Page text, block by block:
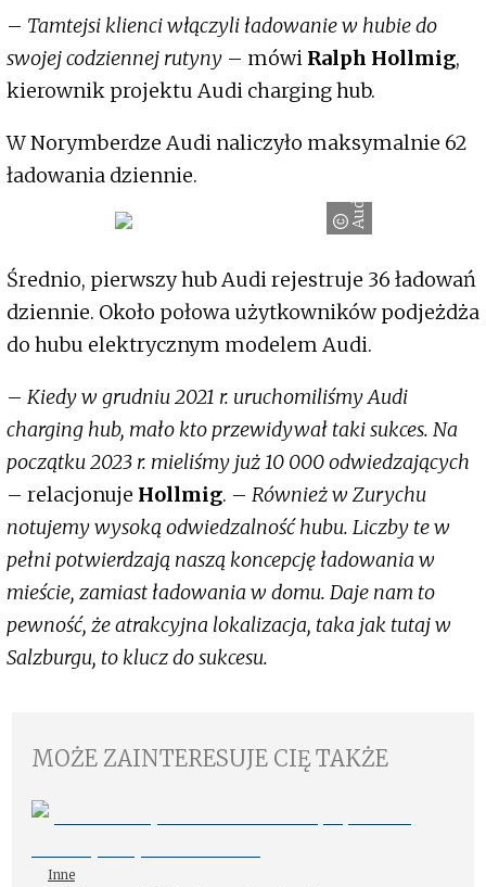
– Tamtejsi klienci włączyli ładowanie w hubie do
swojej codziennej rutyny – mówi Ralph Hollmig,
kierownik projektu Audi charging hub.
W Norymberdze Audi naliczyło maksymalnie 62
ładowania dziennie.
Audi
Średnio, pierwszy hub Audi rejestruje 36 ładowań
dziennie. Około połowa użytkowników podjeżdża
do hubu elektrycznym modelem Audi.
– Kiedy w grudniu 2021 r. uruchomiliśmy Audi
charging hub, mało kto przewidywał taki sukces. Na
początku 2023 r. mieliśmy już 10 000 odwiedzających
– relacjonuje Hollmig. – Również w Zurychu
notujemy wysoką odwiedzalność hubu. Liczby te w
pełni potwierdzają naszą koncepcję ładowania w
mieście, zamiast ładowania w domu. Daje nam to
pewność, że atrakcyjna lokalizacja, taka jak tutaj w
Salzburgu, to klucz do sukcesu.
MOŻE ZAINTERESUJE CIĘ TAKŻE
Inne